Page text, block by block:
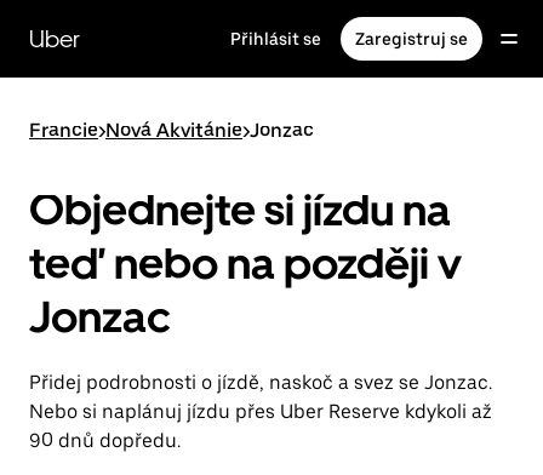
hlavní
obsah
Uber Přihlásit se Zaregistruj se
Francie>Nová Akvitánie>Jonzac
Objednejte si jízdu na
teď nebo na později v
Jonzac
Přidej podrobnosti o jízdě, naskoč a svez se Jonzac.
Nebo si naplánuj jízdu přes Uber Reserve kdykoli až
90 dnů dopředu.